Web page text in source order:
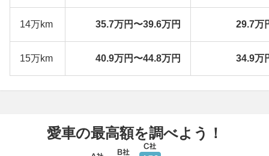
14万km 35.7万円〜39.6万円 29.7万
15万km 40.9万円〜44.8万円 34.9万
愛車の最高額を調べよう！